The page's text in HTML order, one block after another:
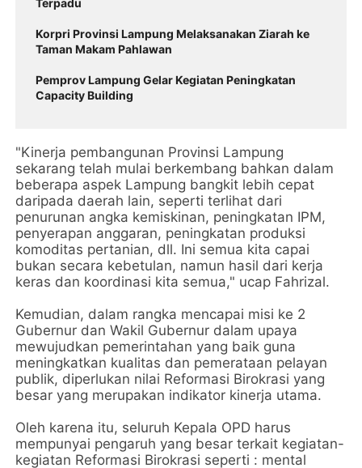
Terpadu
Korpri Provinsi Lampung Melaksanakan Ziarah ke
Taman Makam Pahlawan
Pemprov Lampung Gelar Kegiatan Peningkatan
Capacity Building
"Kinerja pembangunan Provinsi Lampung
sekarang telah mulai berkembang bahkan dalam
beberapa aspek Lampung bangkit lebih cepat
daripada daerah lain, seperti terlihat dari
penurunan angka kemiskinan, peningkatan IPM,
penyerapan anggaran, peningkatan produksi
komoditas pertanian, dll. Ini semua kita capai
bukan secara kebetulan, namun hasil dari kerja
keras dan koordinasi kita semua," ucap Fahrizal.
Kemudian, dalam rangka mencapai misi ke 2
Gubernur dan Wakil Gubernur dalam upaya
mewujudkan pemerintahan yang baik guna
meningkatkan kualitas dan pemerataan pelayan
publik, diperlukan nilai Reformasi Birokrasi yang
besar yang merupakan indikator kinerja utama.
Oleh karena itu, seluruh Kepala OPD harus
mempunyai pengaruh yang besar terkait kegiatan-
kegiatan Reformasi Birokrasi seperti : mental